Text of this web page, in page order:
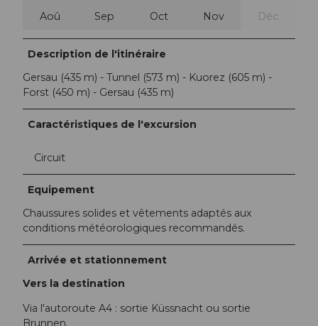
Aoû Sep Oct Nov Déc
Description de l'itinéraire
Gersau (435 m) - Tunnel (573 m) - Kuorez (605 m) -
Forst (450 m) - Gersau (435 m)
Caractéristiques de l'excursion
Circuit
Equipement
Chaussures solides et vêtements adaptés aux
conditions météorologiques recommandés.
Arrivée et stationnement
Vers la destination
Via l'autoroute A4 : sortie Küssnacht ou sortie
Brunnen.